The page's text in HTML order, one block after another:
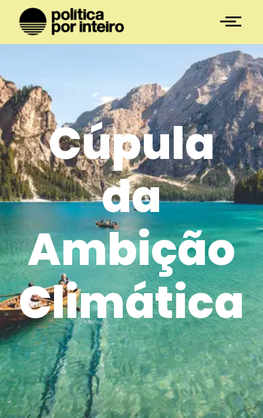
Cúpula
da
Ambição
Climática